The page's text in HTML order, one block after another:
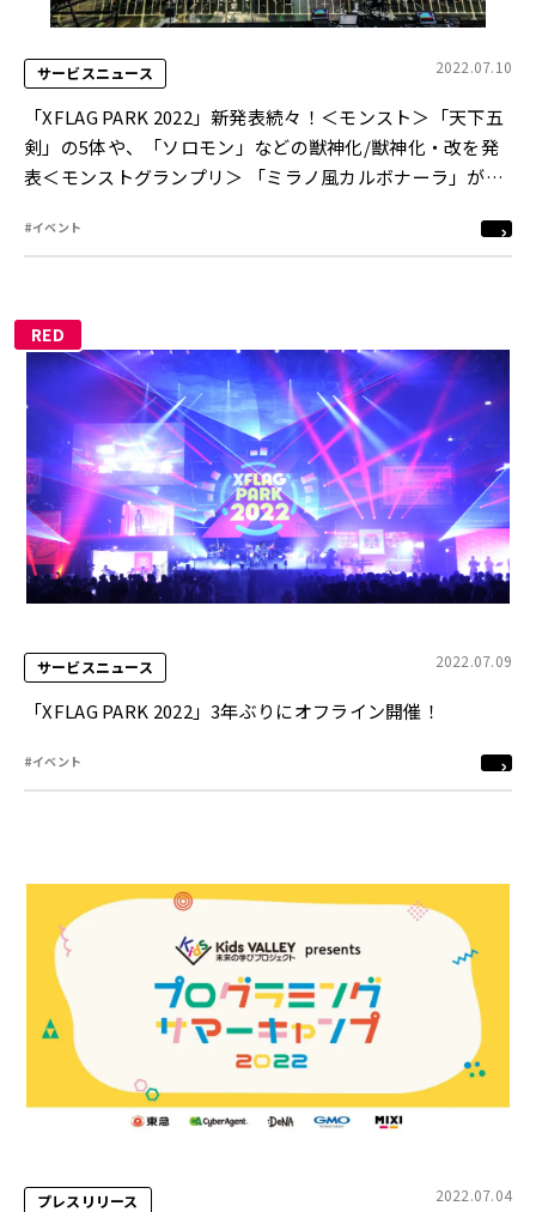
サービスニュース 2022.07.10
「XFLAG PARK 2022」新発表続々！＜モンスト＞「天下五
剣」の5体や、「ソロモン」などの獣神化/獣神化・改を発
表＜モンストグランプリ＞ 「ミラノ風カルボナーラ」がモ
#イベント
RED
サービスニュース 2022.07.09
「XFLAG PARK 2022」3年ぶりにオフライン開催！
#イベント
プレスリリース 2022.07.04